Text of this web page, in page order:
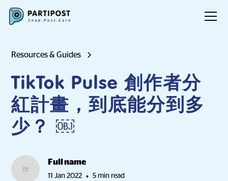
Resources & Guides
TikTok Pulse 創作者分
紅計畫，到底能分到多
少？ ￼
Full name
11 Jan 2022 • 5 min read